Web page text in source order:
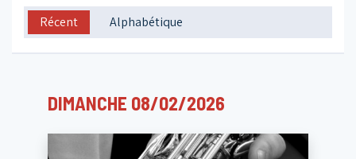
Récent Alphabétique
DIMANCHE 08/02/2026